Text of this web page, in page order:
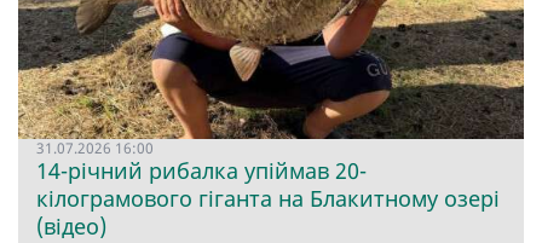
31.07.2026 16:00
14-річний рибалка упіймав 20-
кілограмового гіганта на Блакитному озері
(відео)